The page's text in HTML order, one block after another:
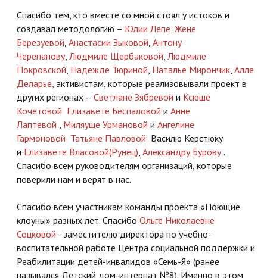
Спасибо тем, кто вместе со мной стоял у истоков и
создавал методологию – Юлии Лепе, Жене
Березуевой, Анастасии Зыковой, Антону
Черепанову, Людмиле Щербаковой, Людмиле
Покровской, Надежде Тюриной, Наталье Мирончик, Алле
Деларье, активистам, которые реализовывали проект в
других регионах – Светлане Зябревой и Ксюше
Кочетовой Елизавете Беспаловой и Анне
Лаптевой , Миляуше Урмановой и Ангелине
Гармоновой Татьяне Павловой Василю Керстюку
и Елизавете Власовой(Рунец), Александру Бурову.
Спасибо всем руководителям организаций, которые
поверили нам и верят в нас.
Спасибо всем участникам команды проекта «Поющие
клоуны» разных лет. Спасибо Ольге Николаевне
Соцковой - заместителю директора по учебно-
воспитательной работе Центра социальной поддержки и
Реабилитации детей-инвалидов «Семь-Я» (ранее
назывался Детский дом-интернат №8). Именно в этом